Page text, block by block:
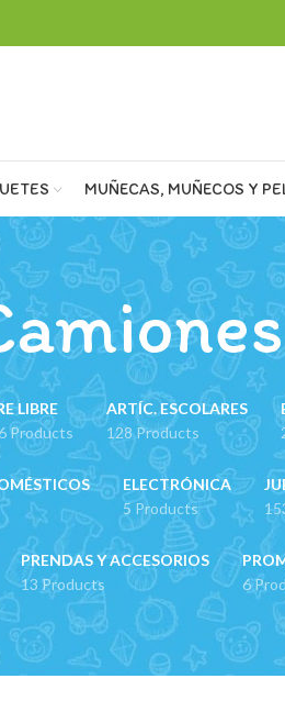
MUÑECAS, MUÑECOS Y
LIBRE
Products
ARTÍC. ESCOLARES
128 Products
ELECTRÓNICA
5 Products
PRENDAS Y ACCESORIOS
13 Products
6